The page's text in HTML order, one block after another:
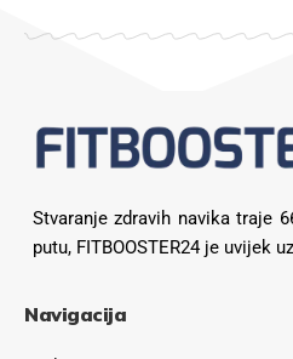
Stvaranje zdravih navika traje
putu, FITBOOSTER24 je uvijek
Navigacija